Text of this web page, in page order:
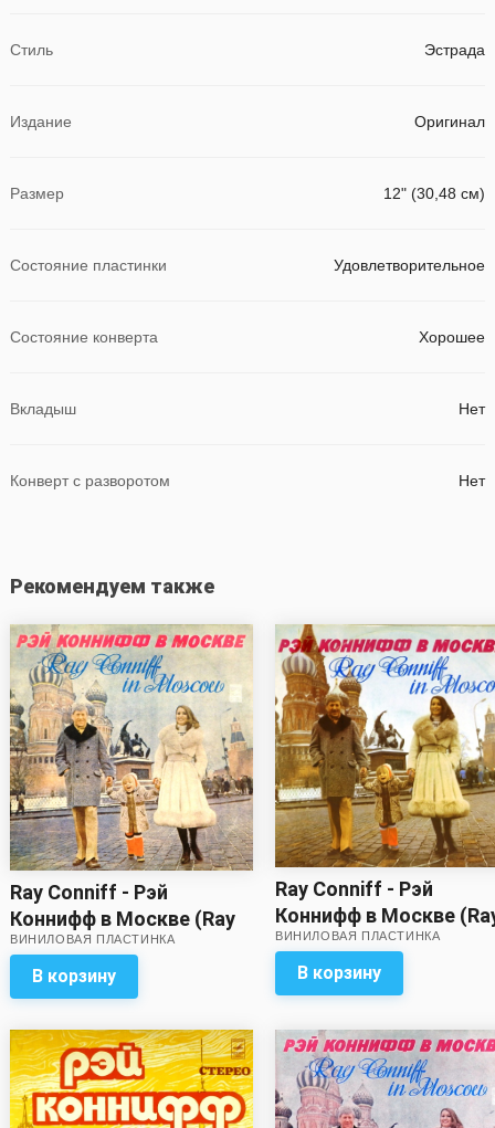
Стиль Эстрада
Издание Оригинал
Размер 12" (30,48 см)
Состояние пластинки Удовлетворительное
Состояние конверта Хорошее
Вкладыш Нет
Конверт с разворотом Нет
Рекомендуем также
Ray Conniff - Рэй
Коннифф в Москве (Ray
Conniff In Moscow)
ВИНИЛОВАЯ ПЛАСТИНКА
В корзину
Ray Conniff - Рэй
Коннифф в Москве
Conniff In Moscow)
ВИНИЛОВАЯ ПЛАСТИНКА
В корзину